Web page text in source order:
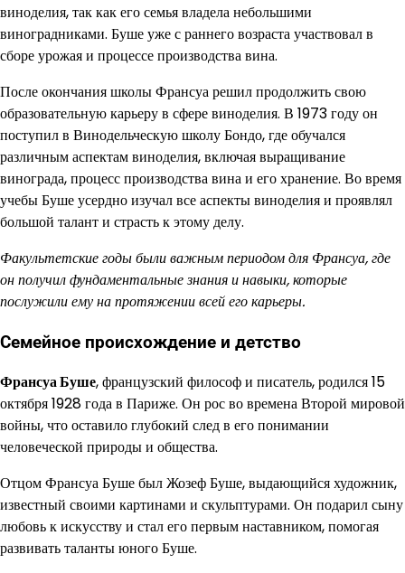
виноделия, так как его семья владела небольшими
виноградниками. Буше уже с раннего возраста участвовал в
сборе урожая и процессе производства вина.
После окончания школы Франсуа решил продолжить свою
образовательную карьеру в сфере виноделия. В 1973 году он
поступил в Винодельческую школу Бондо, где обучался
различным аспектам виноделия, включая выращивание
винограда, процесс производства вина и его хранение. Во время
учебы Буше усердно изучал все аспекты виноделия и проявлял
большой талант и страсть к этому делу.
Факультетские годы были важным периодом для Франсуа, где
он получил фундаментальные знания и навыки, которые
послужили ему на протяжении всей его карьеры.
Семейное происхождение и детство
Франсуа Буше, французский философ и писатель, родился 15
октября 1928 года в Париже. Он рос во времена Второй мировой
войны, что оставило глубокий след в его понимании
человеческой природы и общества.
Отцом Франсуа Буше был Жозеф Буше, выдающийся художник,
известный своими картинами и скульптурами. Он подарил сыну
любовь к искусству и стал его первым наставником, помогая
развивать таланты юного Буше.